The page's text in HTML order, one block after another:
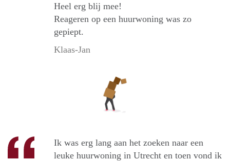
Heel erg blij mee!
Reageren op een huurwoning was zo
gepiept.
Klaas-Jan
Ik was erg lang aan het zoeken naar een
leuke huurwoning in Utrecht en toen vond ik